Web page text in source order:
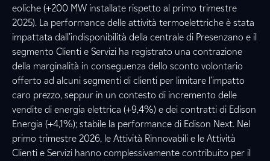
eoliche (+200 MW installate rispetto al primo trimestre
2025). La performance delle attività termoelettriche è stata
impattata dall’indisponibilità della centrale di Presenzano e il
segmento Clienti e Servizi ha registrato una contrazione
della marginalità in conseguenza dello sconto volontario
offerto ad alcuni segmenti di clienti per limitare l’impatto
caro prezzo, seppur in un contesto di incremento delle
vendite di energia elettrica (+9,4%) e dei contratti di Edison
Energia (+4,1%); stabile la performance di Edison Next. Nel
primo trimestre 2026, le Attività Rinnovabili e le Attività
Clienti e Servizi hanno complessivamente contribuito per il